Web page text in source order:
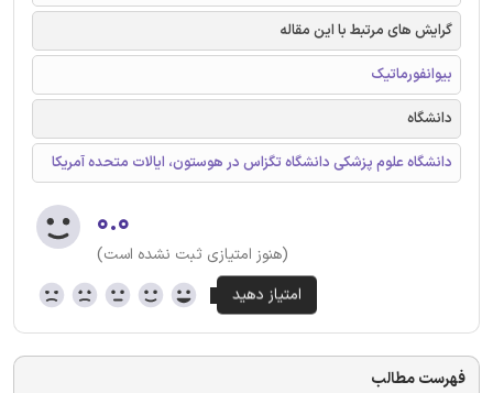
گرایش های مرتبط با این مقاله
بیوانفورماتیک
دانشگاه
دانشگاه علوم پزشکی دانشگاه تگزاس در هوستون، ایالات متحده آمریکا
۰.۰
(هنوز امتیازی ثبت نشده است)
فهرست مطالب